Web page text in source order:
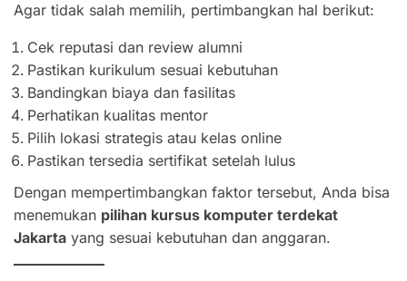
Agar tidak salah memilih, pertimbangkan hal berikut:
Cek reputasi dan review alumni
Pastikan kurikulum sesuai kebutuhan
Bandingkan biaya dan fasilitas
Perhatikan kualitas mentor
Pilih lokasi strategis atau kelas online
Pastikan tersedia sertifikat setelah lulus
Dengan mempertimbangkan faktor tersebut, Anda bisa
menemukan pilihan kursus komputer terdekat
Jakarta yang sesuai kebutuhan dan anggaran.